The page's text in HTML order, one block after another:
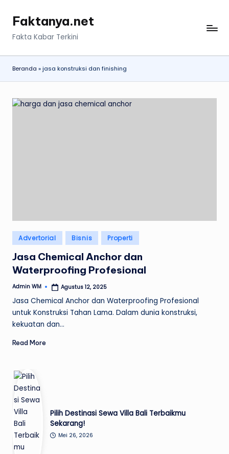
Faktanya.net
Fakta Kabar Terkini
Beranda »jasa konstruksi dan finishing
Posted
in
Advertorial Bisnis Properti
Jasa Chemical Anchor dan
Waterproofing Profesional
Posted
Admin WM Agustus 12, 2025
Jasa Chemical Anchor dan Waterproofing Profesional
untuk Konstruksi Tahan Lama. Dalam dunia konstruksi,
kekuatan dan…
Read More
Pilih Destinasi Sewa Villa Bali Terbaikmu
Sekarang!
Mei 26, 2026